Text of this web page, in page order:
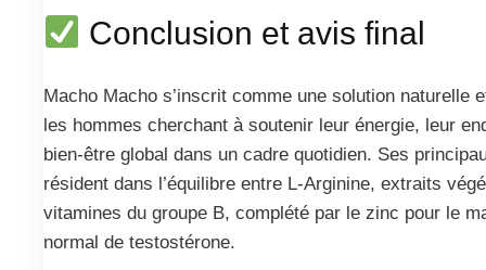
Conclusion et avis final
Macho Macho s’inscrit comme une solution naturelle
les hommes cherchant à soutenir leur énergie, leur
bien-être global dans un cadre quotidien. Ses
résident dans l’équilibre entre L-Arginine, extraits
vitamines du groupe B, complété par le zinc pour le
normal de testostérone.